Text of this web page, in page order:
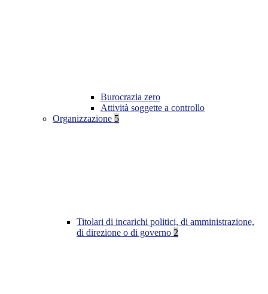
Burocrazia zero
Attività soggette a controllo
Organizzazione 5
Titolari di incarichi politici, di amministrazione,
di direzione o di governo 2